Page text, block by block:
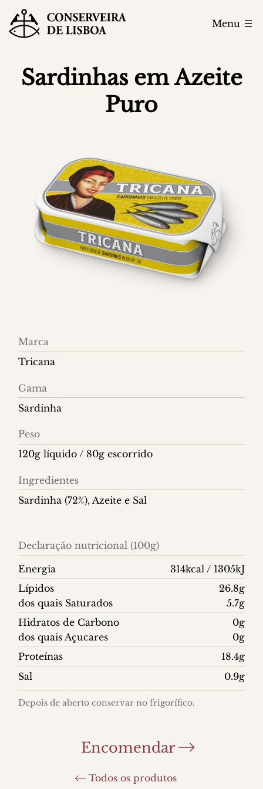
Menu
Sardinhas em Azeite
Puro
Informações
do
Marca
Tricana
Gama
Sardinha
Peso
120g líquido / 80g escorrido
Ingredientes
Sardinha (72%), Azeite e Sal
Declaração nutricional (100g)
Energia
314kcal / 1305kJ
Lípidos
26.8g
dos quais Saturados
5.7g
Hidratos de Carbono
0g
dos quais Açucares
0g
Proteínas
18.4g
Sal
0.9g
Depois de aberto conservar no frigorífico.
Encomendar
Todos os produtos